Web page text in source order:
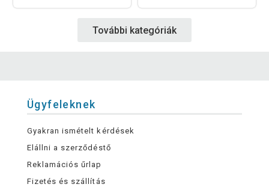
További kategóriák
Ügyfeleknek
Gyakran ismételt kérdések
Elállni a szerződéstő
Reklamációs űrlap
Fizetés és szállítás